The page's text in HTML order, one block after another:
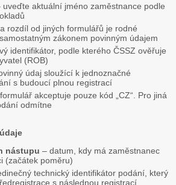
aktuální jméno zaměstnance podle
rozdíl od jiných formulářů je rodné
zákonem povinným údajem
identifikátor, podle kterého ČSSZ ověřuje
(ROB)
údaj sloužící k jednoznačné
s budoucí plnou registrací
akceptuje pouze kód „CZ“. Pro jiná
odmítne
nástupu – datum, kdy má zaměstnanec
(začátek poměru)
technický identifikátor podání, který
s následnou registrací